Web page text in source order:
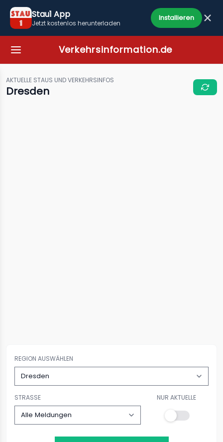
Stau1 App
Jetzt kostenlos herunterladen
Installieren
Verkehrsinformation.de
AKTUELLE STAUS UND VERKEHRSINFOS
Dresden
REGION AUSWÄHLEN
STRASSE NUR AKTUELLE